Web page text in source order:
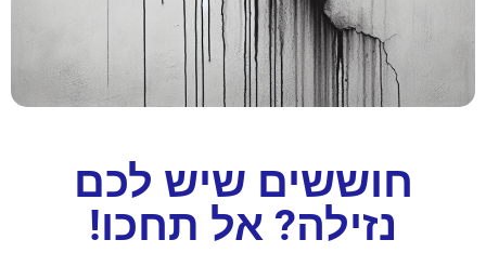
חוששים שיש לכם
נזילה? אל תחכו!